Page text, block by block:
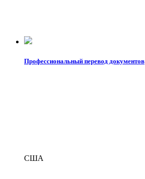
Профессиональный перевод документов
США